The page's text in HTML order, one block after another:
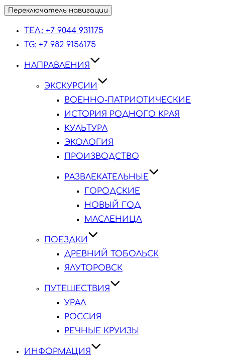
Переключатель навигации
ТЕЛ.: +7 9044 931175
TG: +7 982 9156175
НАПРАВЛЕНИЯ
ЭКСКУРСИИ
ВОЕННО-ПАТРИОТИЧЕСКИЕ
ИСТОРИЯ РОДНОГО КРАЯ
КУЛЬТУРА
ЭКОЛОГИЯ
ПРОИЗВОДСТВО
РАЗВЛЕКАТЕЛЬНЫЕ
ГОРОДСКИЕ
НОВЫЙ ГОД
МАСЛЕНИЦА
ПОЕЗДКИ
ДРЕВНИЙ ТОБОЛЬСК
ЯЛУТОРОВСК
ПУТЕШЕСТВИЯ
УРАЛ
РОССИЯ
РЕЧНЫЕ КРУИЗЫ
ИНФОРМАЦИЯ